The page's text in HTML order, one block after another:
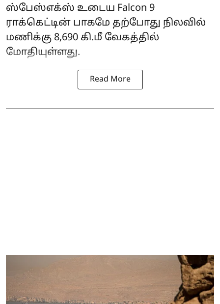
ஸ்பேஸ்எக்ஸ் உடைய Falcon 9
ராக்கெட்டின் பாகமே தற்போது நிலவில்
மணிக்கு 8,690 கி.மீ வேகத்தில்
மோதியுள்ளது.
Read More